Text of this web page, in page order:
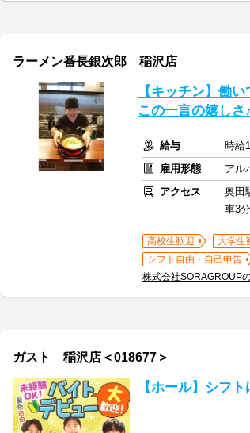
ラーメン番長銀次郎 稲沢店
【キッチン】働
この一言の嬉しさ♪
給与
時給
雇用形態
アル
アクセス
奥田
車3分
高校生歓迎 大学生
シフト自由・自己申告
株式会社SORAGROUP
ガスト 稲沢店＜018677＞
【ホール】シフ